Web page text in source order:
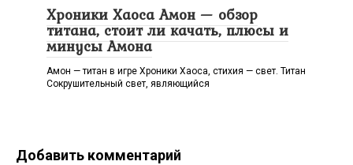
Хроники Хаоса Амон — обзор
титана, стоит ли качать, плюсы и
минусы Амона
Амон — титан в игре Хроники Хаоса, стихия — свет. Титан
Сокрушительный свет, являющийся
Добавить комментарий